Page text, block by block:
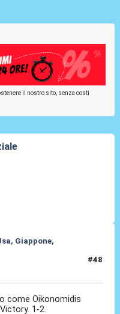
il nostro sito, senza costi
Giappone,
#48
come Oikonomidis
1-2.